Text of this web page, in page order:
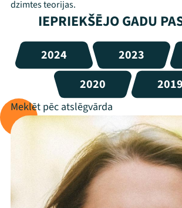
dzimtes teorijas.
IEPRIEKŠĒJO GADU
2024 2023
2020
2019